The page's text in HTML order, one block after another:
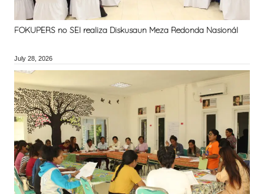
FOKUPERS no SEI realiza Diskusaun Meza Redonda Nasionál
July 28, 2026